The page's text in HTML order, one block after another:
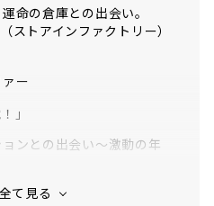
命の倉庫との出会い。
ストアインファクトリー）
ー
」
ンとの出会い〜激動の年
の確立！新時代の幕開け